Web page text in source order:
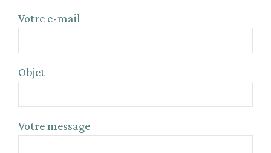
Votre e-mail
Objet
Votre message